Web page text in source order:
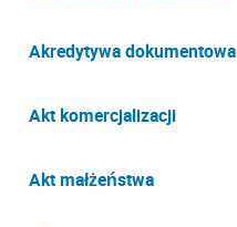
Akredytywa dokumentowa
Akt komercjalizacji
Akt małżeństwa